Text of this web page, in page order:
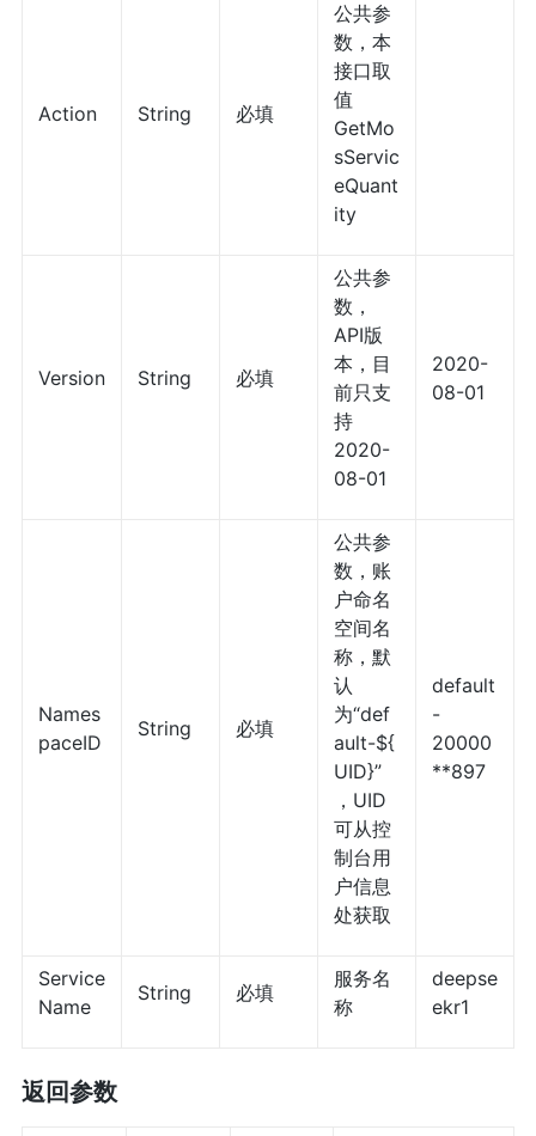
Action String 必填
公共参
数，本
接口取
值
GetMo
sServic
eQuant
ity
Version String 必填
公共参
数，
API版
本，目
前只支
持
2020-
08-01
2020-
08-01
Names
paceID
String 必填
公共参
数，账
户命名
空间名
称，默
认
为“def
ault-${
UID}”
，UID
可从控
制台用
户信息
处获取
default
-
20000
**897
Service
Name
String 必填
服务名
称
deepse
ekr1
返回参数